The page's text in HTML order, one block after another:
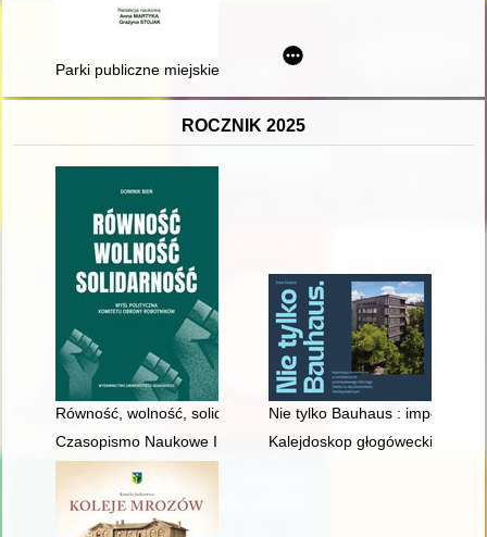
Parki publiczne miejskie, podworskie i przypałacowe jako
ROCZNIK 2025
Równość, wolność, solidarność : myśl polityczna Komitetu
Nie tylko Bauhaus : imperatyw
Czasopismo Naukowe Instytutu Studiów Kobiecych. 2025, [nr]
Kalejdoskop głogówecki. T. 1